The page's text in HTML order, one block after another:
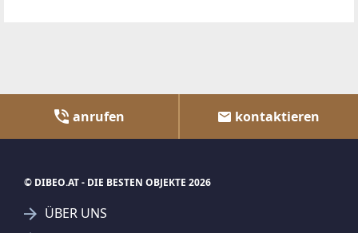
anrufen kontaktieren
© DIBEO.AT - DIE BESTEN OBJEKTE 2026
ÜBER UNS